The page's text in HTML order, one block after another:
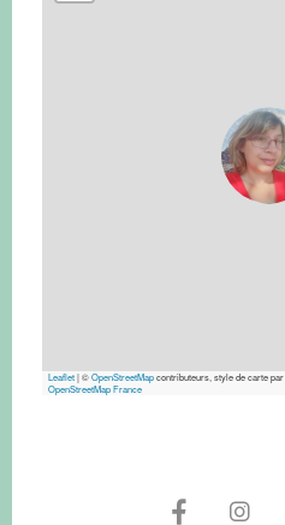
Leaflet|©OpenStreetMapcontributeurs, style de carte par
OpenStreetMap France